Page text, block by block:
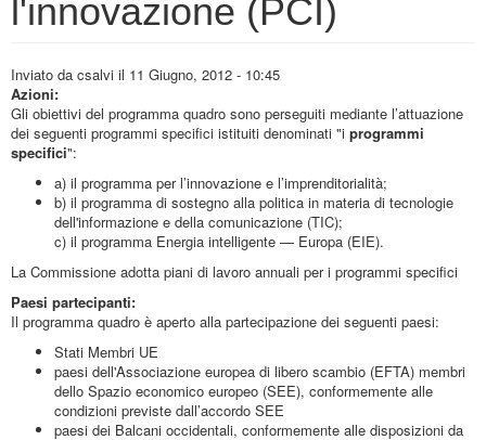
l'innovazione (PCI)
Inviato da csalvi il 11 Giugno, 2012 - 10:45
Azioni:
Gli obiettivi del programma quadro sono perseguiti mediante l’attuazione
dei seguenti programmi specifici istituiti denominati "i programmi
specifici":
a) il programma per l’innovazione e l’imprenditorialità;
b) il programma di sostegno alla politica in materia di tecnologie
dell'informazione e della comunicazione (TIC);
c) il programma Energia intelligente — Europa (EIE).
La Commissione adotta piani di lavoro annuali per i programmi specifici
Paesi partecipanti:
Il programma quadro è aperto alla partecipazione dei seguenti paesi:
Stati Membri UE
paesi dell'Associazione europea di libero scambio (EFTA) membri
dello Spazio economico europeo (SEE), conformemente alle
condizioni previste dall’accordo SEE
paesi dei Balcani occidentali, conformemente alle disposizioni da